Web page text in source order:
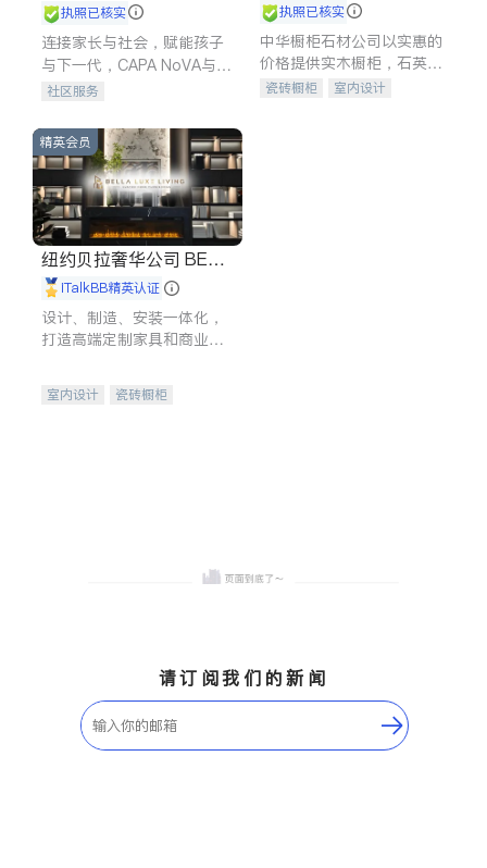
执照已核实
连接家长与社会，赋能孩子
与下一代，CAPA NoVA与您
携手建设包容、公平、充满
社区服务
执照已核实
中华橱柜石材公司以实惠的
价格提供实木橱柜，石英石
台面，多种优质不锈钢水
瓷砖橱柜
室内设计
精英会员
纽约贝拉奢华公司 BELL
A LUXE
iTalkBB精英认证
设计、制造、安装一体化，
打造高端定制家具和商业空
室内设计
瓷砖橱柜
请订阅我们的新闻